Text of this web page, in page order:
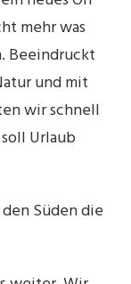
mehr was
Beeindruckt
und mit
wir schnell
Urlaub
Süden die